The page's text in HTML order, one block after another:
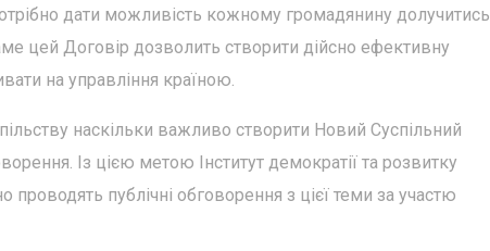
дати можливість кожному громадянину долучитись
цей Договір дозволить створити дійсно ефективну
на управління країною.
наскільки важливо створити Новий Суспільний
Із цією метою Інститут демократії та розвитку
проводять публічні обговорення з цієї теми за участю